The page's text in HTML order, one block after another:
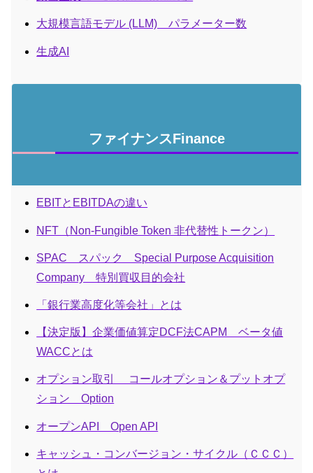
大規模言語モデル (LLM) パラメーター数
生成AI
ファイナンスFinance
EBITとEBITDAの違い
NFT（Non-Fungible Token 非代替性トークン）
SPAC スパック Special Purpose Acquisition
Company 特別買収目的会社
「銀行業高度化等会社」とは
【決定版】企業価値算定DCF法CAPM ベータ値
WACCとは
オプション取引 コールオプション＆プットオプ
ション Option
オープンAPI Open API
キャッシュ・コンバージョン・サイクル（ＣＣＣ）